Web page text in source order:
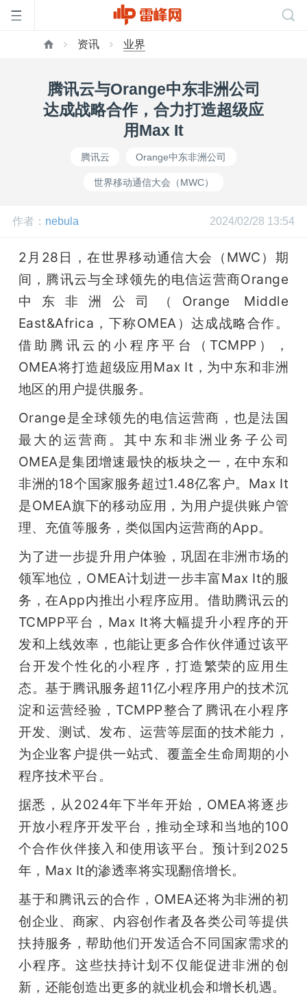
页
网
开
课
活
动
心
GAIR
专
题
搞
机
资讯 业界
腾讯云与Orange中东非洲公司
达成战略合作，合力打造超级应
用Max It
腾讯云 Orange中东非洲公司
世界移动通信大会（MWC）
作者： nebula 2024/02/28 13:54
2月28日，在世界移动通信大会（MWC）期
间，腾讯云与全球领先的电信运营商Orange
中东非洲公司（Orange Middle
East&Africa，下称OMEA）达成战略合作。
借助腾讯云的小程序平台（TCMPP），
OMEA将打造超级应用Max It，为中东和非洲
地区的用户提供服务。
Orange是全球领先的电信运营商，也是法国
最大的运营商。其中东和非洲业务子公司
OMEA是集团增速最快的板块之一，在中东和
非洲的18个国家服务超过1.48亿客户。Max It
是OMEA旗下的移动应用，为用户提供账户管
理、充值等服务，类似国内运营商的App。
为了进一步提升用户体验，巩固在非洲市场的
领军地位，OMEA计划进一步丰富Max It的服
务，在App内推出小程序应用。借助腾讯云的
TCMPP平台，Max It将大幅提升小程序的开
发和上线效率，也能让更多合作伙伴通过该平
台开发个性化的小程序，打造繁荣的应用生
态。基于腾讯服务超11亿小程序用户的技术沉
淀和运营经验，TCMPP整合了腾讯在小程序
开发、测试、发布、运营等层面的技术能力，
为企业客户提供一站式、覆盖全生命周期的小
程序技术平台。
据悉，从2024年下半年开始，OMEA将逐步
开放小程序开发平台，推动全球和当地的100
个合作伙伴接入和使用该平台。预计到2025
年，Max It的渗透率将实现翻倍增长。
基于和腾讯云的合作，OMEA还将为非洲的初
创企业、商家、内容创作者及各类公司等提供
扶持服务，帮助他们开发适合不同国家需求的
小程序。这些扶持计划不仅能促进非洲的创
新，还能创造出更多的就业机会和增长机遇。